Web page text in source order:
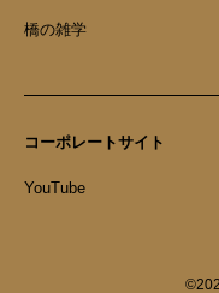
橋の雑学
コーポレートサイト
YouTube